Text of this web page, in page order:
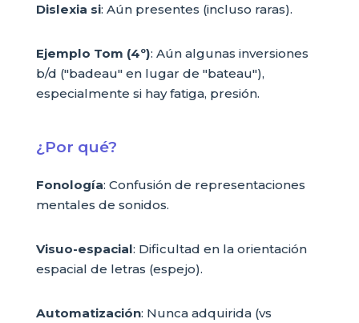
Dislexia si: Aún presentes (incluso raras).
Ejemplo Tom (4º): Aún algunas inversiones
b/d ("badeau" en lugar de "bateau"),
especialmente si hay fatiga, presión.
¿Por qué?
Fonología: Confusión de representaciones
mentales de sonidos.
Visuo-espacial: Dificultad en la orientación
espacial de letras (espejo).
Automatización: Nunca adquirida (vs